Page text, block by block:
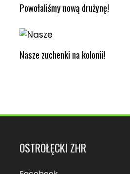
Powołaliśmy nową drużynę!
Nasze zuchenki na kolonii!
OSTROŁĘCKI ZHR